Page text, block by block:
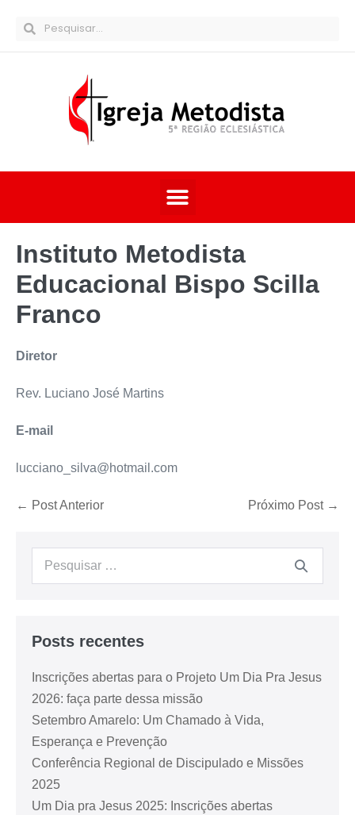
Instituto Metodista
Educacional Bispo Scilla
Franco
Diretor
Rev. Luciano José Martins
E-mail
lucciano_silva@hotmail.com
← Post Anterior Próximo Post →
Posts recentes
Inscrições abertas para o Projeto Um Dia Pra Jesus
2026: faça parte dessa missão
Setembro Amarelo: Um Chamado à Vida,
Esperança e Prevenção
Conferência Regional de Discipulado e Missões
2025
Um Dia pra Jesus 2025: Inscrições abertas